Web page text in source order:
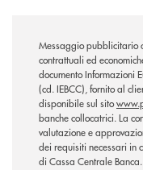
Messaggio pubblicitario
contrattuali ed
documento Informazioni
(cd. IEBCC), fornito al
disponibile sul sito
banche collocatrici. La
valutazione e
dei requisiti necessari in
di Cassa Centrale Banca.